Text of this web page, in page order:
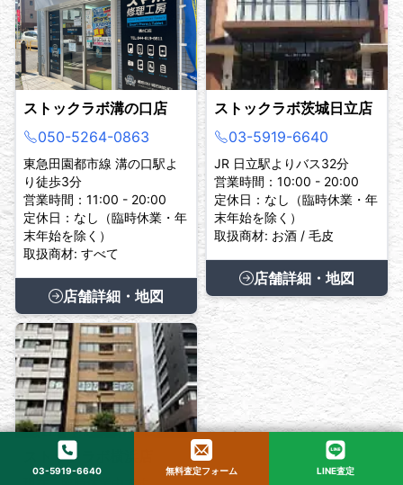
ストックラボ溝の口店
050-5264-0863
東急田園都市線 溝の口駅よ
り徒歩3分
営業時間：11:00 - 20:00
定休日：なし（臨時休業・年
末年始を除く）
取扱商材: すべて
店舗詳細・地図
ストックラボ茨城日立店
03-5919-6640
JR 日立駅よりバス32分
営業時間：10:00 - 20:00
定休日：なし（臨時休業・年
末年始を除く）
取扱商材: お酒 / 毛皮
店舗詳細・地図
ストックラボ横浜店
03-5919-6640 無料査定フォーム LINE査定